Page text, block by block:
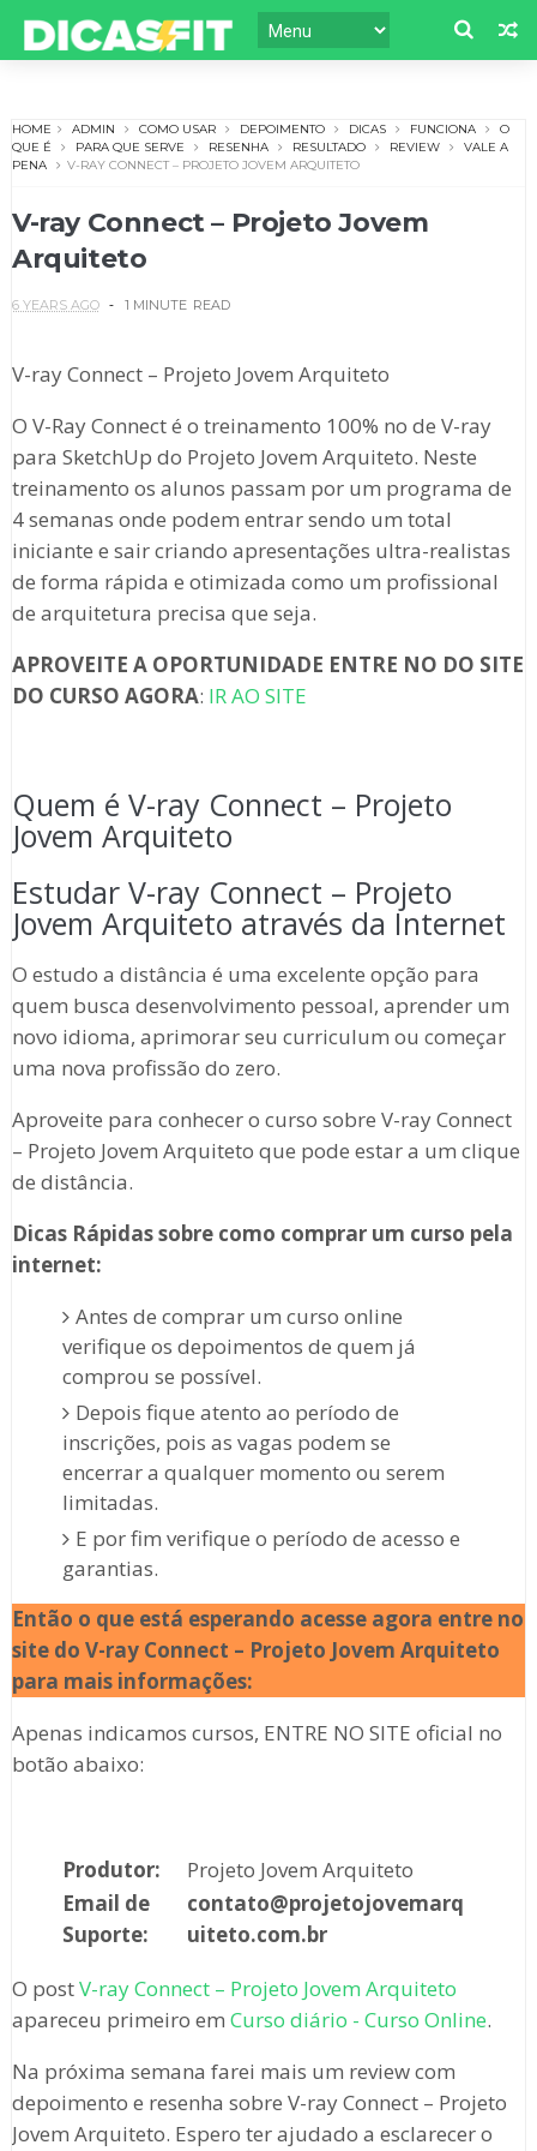
HOME ADMIN COMO USAR DEPOIMENTO DICAS FUNCIONA
O
QUE É
PARA QUE SERVE RESENHA RESULTADO REVIEW
VALE A
PENA
V-RAY CONNECT – PROJETO JOVEM ARQUITETO
V-ray Connect – Projeto Jovem
Arquiteto
6 YEARS AGO 1 MINUTE READ
V-ray Connect – Projeto Jovem Arquiteto
O V-Ray Connect é o treinamento 100% no de V-ray
para SketchUp do Projeto Jovem Arquiteto. Neste
treinamento os alunos passam por um programa de
4 semanas onde podem entrar sendo um total
iniciante e sair criando apresentações ultra-realistas
de forma rápida e otimizada como um profissional
de arquitetura precisa que seja.
APROVEITE A OPORTUNIDADE ENTRE NO DO SITE
DO CURSO AGORA: IR AO SITE
Quem é V-ray Connect – Projeto
Jovem Arquiteto
Estudar V-ray Connect – Projeto
Jovem Arquiteto através da Internet
O estudo a distância é uma excelente opção para
quem busca desenvolvimento pessoal, aprender um
novo idioma, aprimorar seu curriculum ou começar
uma nova profissão do zero.
Aproveite para conhecer o curso sobre V-ray Connect
– Projeto Jovem Arquiteto que pode estar a um clique
de distância.
Dicas Rápidas sobre como comprar um curso pela
internet:
Antes de comprar um curso online
verifique os depoimentos de quem já
comprou se possível.
Depois fique atento ao período de
inscrições, pois as vagas podem se
encerrar a qualquer momento ou serem
limitadas.
E por fim verifique o período de acesso e
garantias.
Então o que está esperando acesse agora entre no
site do V-ray Connect – Projeto Jovem Arquiteto
para mais informações:
Apenas indicamos cursos, ENTRE NO SITE oficial no
botão abaixo:
Produtor:
Projeto Jovem Arquiteto
Email de
Suporte:
contato@projetojovemarq
uiteto.com.br
O postV-ray Connect – Projeto Jovem Arquiteto
apareceu primeiro em Curso diário - Curso Online.
Na próxima semana farei mais um review com
depoimento e resenha sobre V-ray Connect – Projeto
Jovem Arquiteto. Espero ter ajudado a esclarecer o